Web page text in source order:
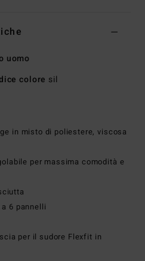
uomo
colore sil
in misto di poliestere, viscosa
per massima comodità e
6 pannelli
per il sudore Flexfit in